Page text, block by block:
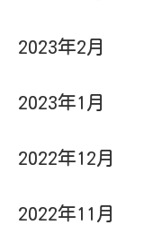
2023年2月
2023年1月
2022年12月
2022年11月